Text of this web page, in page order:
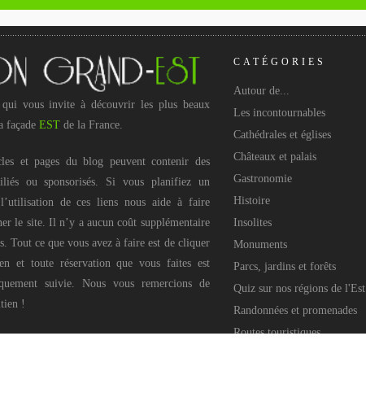
vous invite à découvrir les plus beaux
façade EST de la France.
et pages du blog peuvent contenir des
ou sponsorisés. Si vous planifiez un
de ces liens nous aide à faire
le site. Il n’y a aucun coût supplémentaire
Tout ce que vous avez à faire est de cliquer
et toute réservation que vous faites est
suivie. Nous vous remercions de
!
CATÉGORIES
Autour de...
Les incontournables
Cathédrales et églises
Châteaux et palais
Gastronomie
Histoire
Insolites
Monuments
Parcs, jardins et forêts
Quiz sur nos régions de l'Est
Randonnées et promenades
Routes touristiques